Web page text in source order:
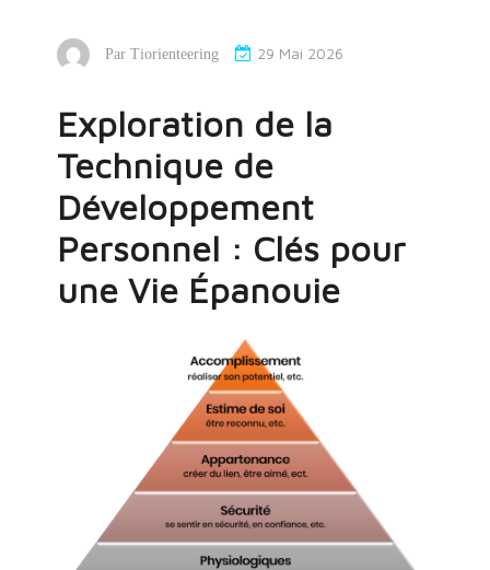
Par Tiorienteering 29 Mai 2026
Exploration de la
Technique de
Développement
Personnel : Clés pour
une Vie Épanouie